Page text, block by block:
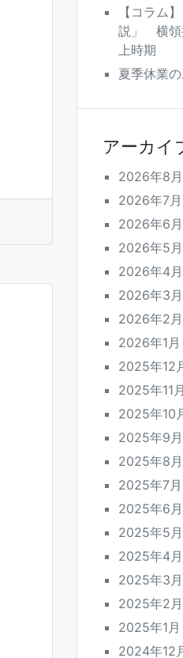
【コラム
説」 横領
上時期
夏季休業
アーカイ
2026年8月
2026年7月
2026年6月
2026年5月
2026年4月
2026年3月
2026年2月
2026年1月
2025年12
2025年11月
2025年10
2025年9月
2025年8月
2025年7月
2025年6月
2025年5月
2025年4月
2025年3月
2025年2月
2025年1月
2024年12